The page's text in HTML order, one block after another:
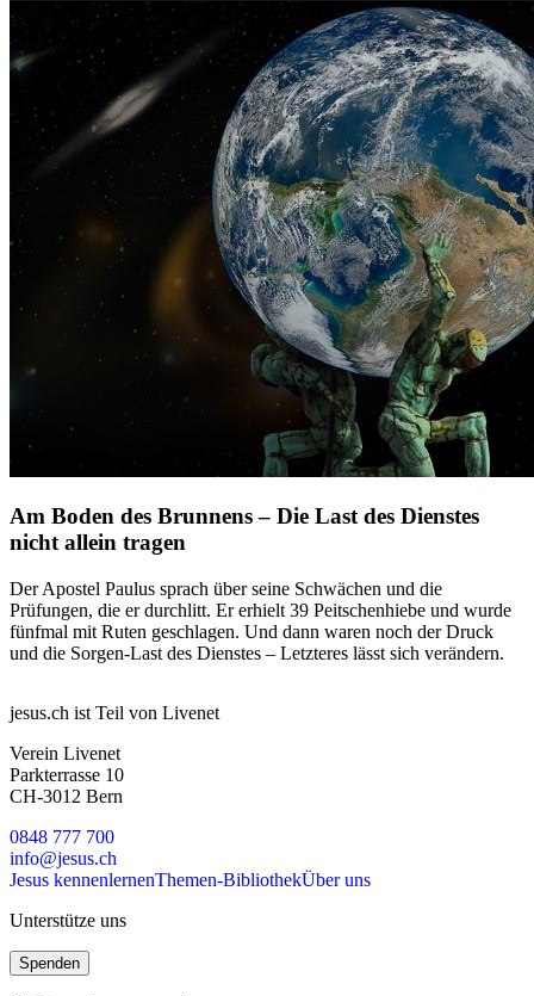
Am Boden des Brunnens – Die Last des Dienstes
nicht allein tragen
Der Apostel Paulus sprach über seine Schwächen und die
Prüfungen, die er durchlitt. Er erhielt 39 Peitschenhiebe und wurde
fünfmal mit Ruten geschlagen. Und dann waren noch der Druck
und die Sorgen-Last des Dienstes – Letzteres lässt sich verändern.
jesus.ch ist Teil von Livenet
Verein Livenet
Parkterrasse 10
CH-3012 Bern
0848 777 700
info@jesus.ch
Jesus kennenlernenThemen-BibliothekÜber uns
Unterstütze uns
Spenden